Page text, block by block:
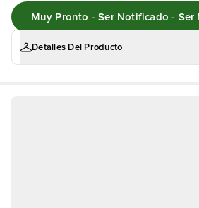
Muy Pronto -
Detalles Del Producto